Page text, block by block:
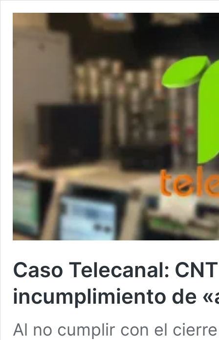
Caso Telecanal:
incumplimiento de
Al no cumplir con el